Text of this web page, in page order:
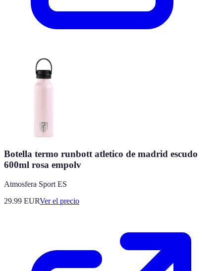
Botella termo runbott atletico de madrid escudo
600ml rosa empolv
Atmosfera Sport ES
29.99 EURVer el precio